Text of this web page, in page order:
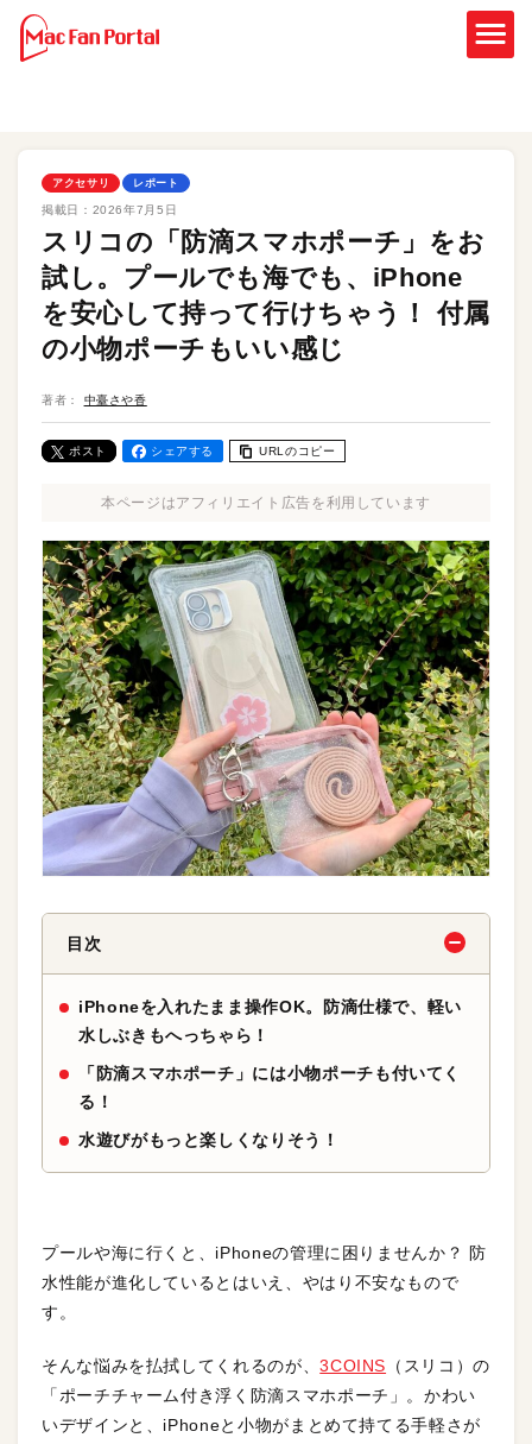
アクセサリ レポート
掲載日： 2026年7月5日
スリコの「防滴スマホポーチ」をお
試し。プールでも海でも、iPhone
を安心して持って行けちゃう！ 付属
の小物ポーチもいい感じ
著者： 中臺さや香
ポスト シェアする URLのコピー
本ページはアフィリエイト広告を利用しています
目次
iPhoneを入れたまま操作OK。防滴仕様で、軽い
水しぶきもへっちゃら！
「防滴スマホポーチ」には小物ポーチも付いてく
る！
水遊びがもっと楽しくなりそう！
プールや海に行くと、iPhoneの管理に困りませんか？ 防
水性能が進化しているとはいえ、やはり不安なもので
す。
そんな悩みを払拭してくれるのが、3COINS （スリコ）の
「ポーチチャーム付き浮く防滴スマホポーチ」。かわい
いデザインと、iPhoneと小物がまとめて持てる手軽さが